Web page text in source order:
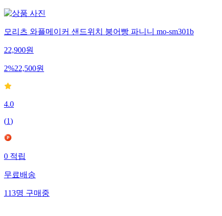
모리츠 와플메이커 샌드위치 붕어빵 파니니 mo-sm301b
22,900원
2%22,500원
4.0
(1)
0적립
무료배송
113명구매중